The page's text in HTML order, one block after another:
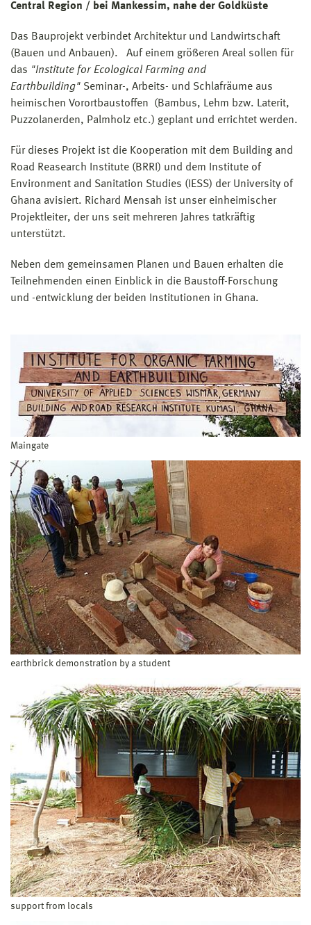
Central Region / bei Mankessim, nahe der Goldküste
Das Bauprojekt verbindet Architektur und Landwirtschaft
(Bauen und Anbauen). Auf einem größeren Areal sollen für
das "Institute for Ecological Farming and
Earthbuilding" Seminar-, Arbeits- und Schlafräume aus
heimischen Vorortbaustoffen (Bambus, Lehm bzw. Laterit,
Puzzolanerden, Palmholz etc.) geplant und errichtet werden.
Für dieses Projekt ist die Kooperation mit dem Building and
Road Reasearch Institute (BRRI) und dem Institute of
Environment and Sanitation Studies (IESS) der University of
Ghana avisiert. Richard Mensah ist unser einheimischer
Projektleiter, der uns seit mehreren Jahres tatkräftig
unterstützt.
Neben dem gemeinsamen Planen und Bauen erhalten die
Teilnehmenden einen Einblick in die Baustoff-Forschung
und -entwicklung der beiden Institutionen in Ghana.
Maingate
earthbrick demonstration by a student
support from locals